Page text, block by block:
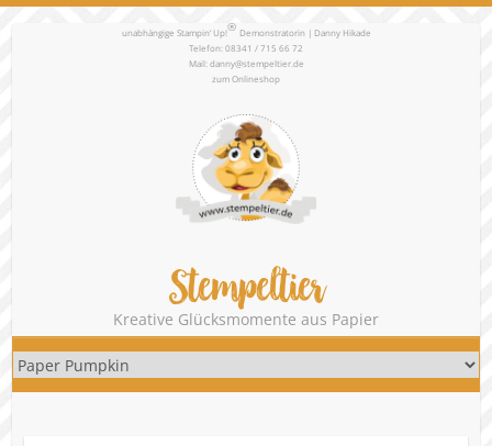
unabhängige Stampin‘ Up!® Demonstratorin | Danny Hikade
Telefon: 08341 / 715 66 72
Mail:danny@stempeltier.de
zumOnlineshop
Stempeltier
Kreative Glücksmomente aus Papier